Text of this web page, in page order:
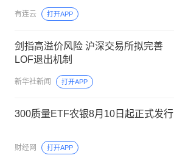
有连云 打开APP
剑指高溢价风险 沪深交易所拟完善
LOF退出机制
新华社新闻 打开APP
300质量ETF农银8月10日起正式发行
财经网 打开APP